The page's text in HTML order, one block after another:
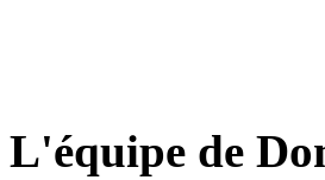
L'équipe de